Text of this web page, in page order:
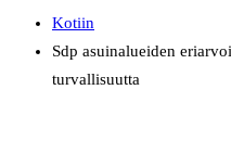
Kotiin
Sdp asuinalueiden
turvallisuutta